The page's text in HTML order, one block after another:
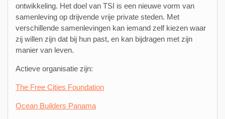
ontwikkeling. Het doel van TSI is een nieuwe vorm van
samenleving op drijvende vrije private steden. Met
verschillende samenlevingen kan iemand zelf kiezen waar
zij willen zijn dat bij hun past, en kan bijdragen met zijn
manier van leven.
Actieve organisatie zijn:
The Free Cities Foundation
Ocean Builders Panama